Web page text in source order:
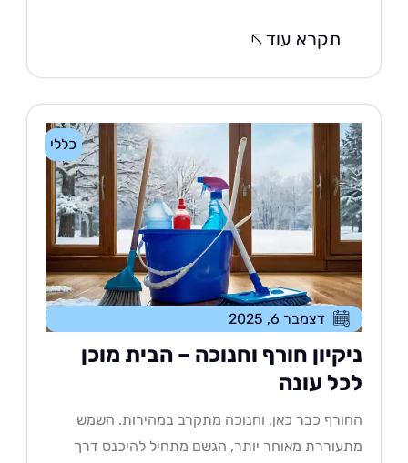
תקרא עוד
כללי
דצמבר 6, 2025
חורף וחנוכה – הבית מוכן
עונה
כבר כאן, וחנוכה מתקרב במהירות. השמש
מאוחר יותר, הגשם מתחיל להיכנס דרך